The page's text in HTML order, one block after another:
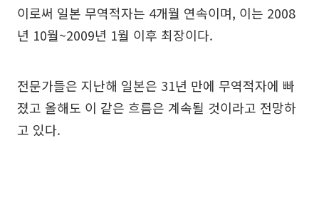
이로써 일본 무역적자는 4개월 연속이며, 이는 2008
년 10월~2009년 1월 이후 최장이다.
전문가들은 지난해 일본은 31년 만에 무역적자에 빠
졌고 올해도 이 같은 흐름은 계속될 것이라고 전망하
고 있다.